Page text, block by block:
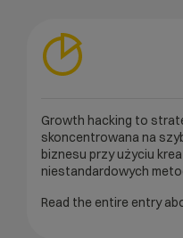
Growth hacking to
skoncentrowana na
biznesu przy użyciu
niestandardowych
Read the entire entry